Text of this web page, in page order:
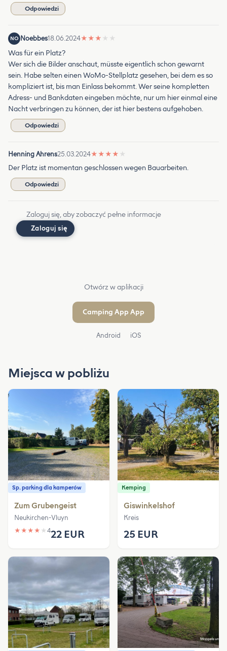
Odpowiedzi
NO Noebbes18.06.2024★ ★ ★ ★ ★
Was für ein Platz?
Wer sich die Bilder anschaut, müsste eigentlich schon gewarnt
sein. Habe selten einen WoMo-Stellplatz gesehen, bei dem es so
kompliziert ist, bis man Einlass bekommt. Wer seine kompletten
Adress- und Bankdaten eingeben möchte, nur um hier einmal eine
Nacht verbringen zu können, der ist hier bestens aufgehoben.
Odpowiedzi
Henning Ahrens25.03.2024★ ★ ★ ★ ★
Der Platz ist momentan geschlossen wegen Bauarbeiten.
Odpowiedzi
Zaloguj się, aby zobaczyć pełne informacje
Zaloguj się
Otwórz w aplikacji
Camping App App
Android iOS
Miejsca w pobliżu
Sp. parking dla kamperów
Zum Grubengeist
Neukirchen-Vluyn
★ ★ ★ ★ ★ 422 EUR
Kemping
Giswinkelshof
Kreis
25 EUR